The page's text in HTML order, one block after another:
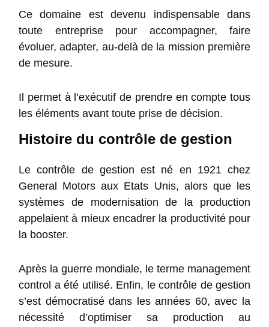
Ce domaine est devenu indispensable dans
toute entreprise pour accompagner, faire
évoluer, adapter, au-delà de la mission première
de mesure.
Il permet à l’exécutif de prendre en compte tous
les éléments avant toute prise de décision.
Histoire du contrôle de gestion
Le contrôle de gestion est né en 1921 chez
General Motors aux Etats Unis, alors que les
systèmes de modernisation de la production
appelaient à mieux encadrer la productivité pour
la booster.
Après la guerre mondiale, le terme management
control a été utilisé. Enfin, le contrôle de gestion
s’est démocratisé dans les années 60, avec la
nécessité d’optimiser sa production au